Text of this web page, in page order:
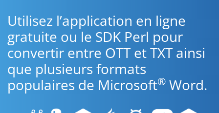
Utilisez l’application en ligne
gratuite ou le SDK Perl pour
convertir entre OTT et TXT ainsi
que plusieurs formats
populaires de Microsoft® Word.